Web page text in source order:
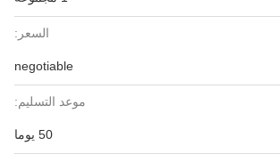
السعر:
negotiable
موعد التسليم:
50 يوما